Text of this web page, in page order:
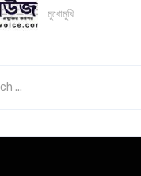
মুখোমুখি